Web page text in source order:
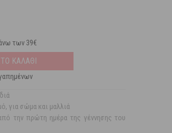
των 39€
ΚΑΛΑΘΙ
για σώμα και μαλλιά
την πρώτη ημέρα της γέννησης του